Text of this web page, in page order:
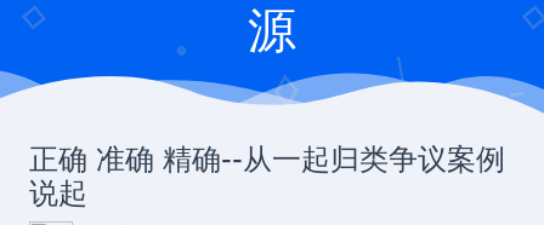
源
正确 准确 精确--从一起归类争议案例
说起